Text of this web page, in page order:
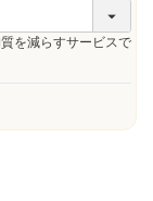
を減らすサービスで